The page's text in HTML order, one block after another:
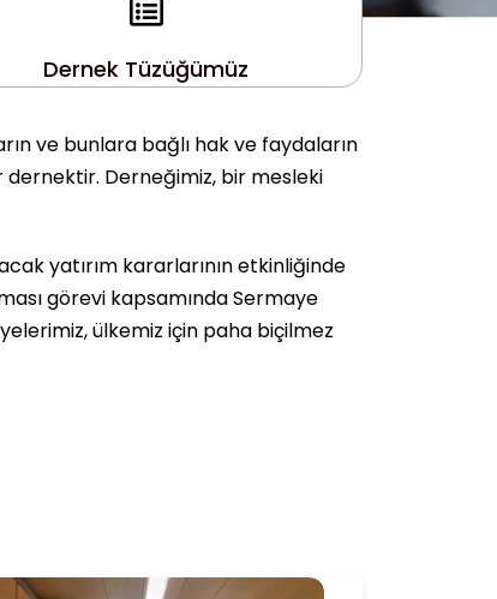
Dernek Tüzüğümüz
ve bunlara bağlı hak ve faydaların
Derneğimiz, bir mesleki
yatırım kararlarının etkinliğinde
görevi kapsamında Sermaye
ülkemiz için paha biçilmez